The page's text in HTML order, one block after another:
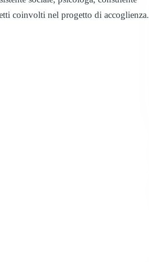
coinvolti nel progetto di accoglienza.